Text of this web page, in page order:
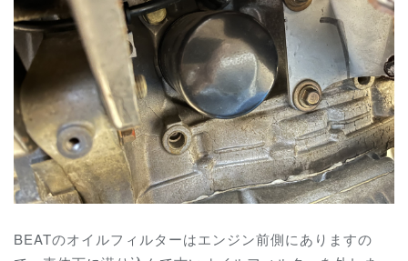
BEATのオイルフィルターはエンジン前側にありますの